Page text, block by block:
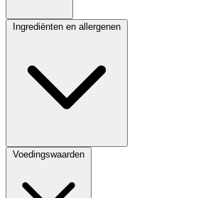
Ingrediënten en allergenen
Voedingswaarden